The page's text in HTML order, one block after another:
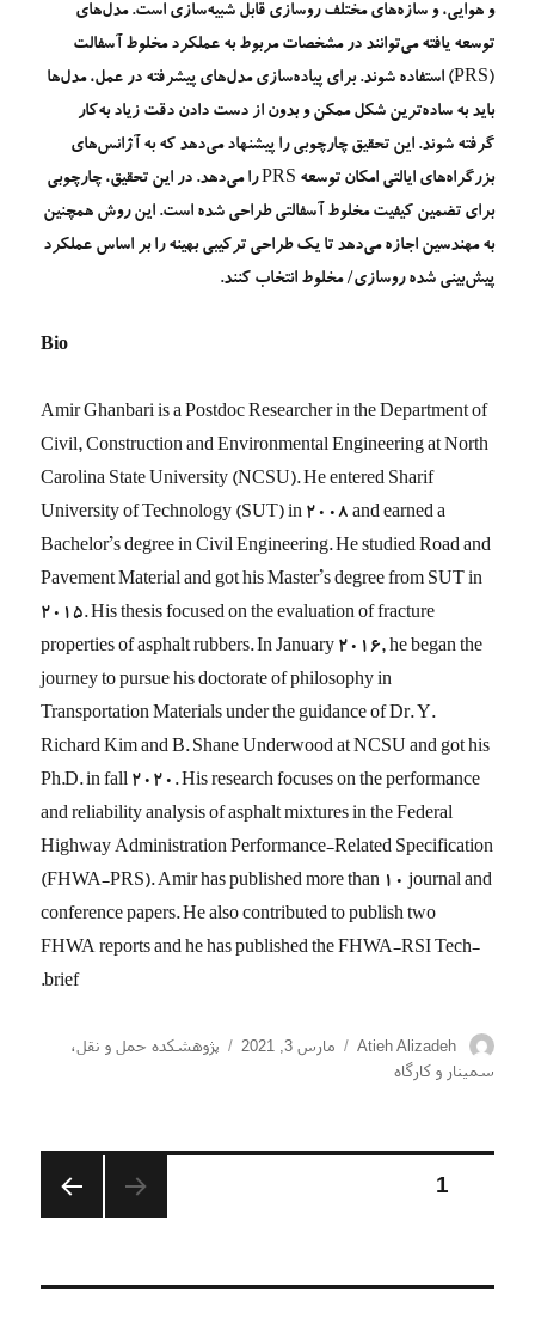
و هوایی، و سازه‌های مختلف روسازی قابل شبیه‌سازی است. مدل‌های
توسعه یافته می‌توانند در مشخصات مربوط به عملکرد مخلوط آسفالت
(PRS) استفاده شوند. برای پیاده‌سازی مدل‌های پیشرفته در عمل، مدل‌ها
باید به ساده‌ترین شکل ممکن و بدون از دست دادن دقت زیاد به‌کار
گرفته شوند. این تحقیق چارچوبی را پیشنهاد می‌دهد که به آژانس‌های
بزرگراه‌های ایالتی امکان توسعه PRS را می‌دهد. در این تحقیق، چارچوبی
برای تضمین کیفیت مخلوط آسفالتی طراحی شده است. این روش همچنین
به مهندسین اجازه می‌دهد تا یک طراحی ترکیبی بهینه را بر اساس عملکرد
پیش‌بینی شده روسازی/ مخلوط انتخاب کنند.
Bio
Amir Ghanbari is a Postdoc Researcher in the Department of
Civil, Construction and Environmental Engineering at North
Carolina State University (NCSU). He entered Sharif
University of Technology (SUT) in 2008 and earned a
Bachelor’s degree in Civil Engineering. He studied Road and
Pavement Material and got his Master’s degree from SUT in
2015. His thesis focused on the evaluation of fracture
properties of asphalt rubbers. In January 2016, he began the
journey to pursue his doctorate of philosophy in
Transportation Materials under the guidance of Dr. Y.
Richard Kim and B. Shane Underwood at NCSU and got his
Ph.D. in fall 2020. His research focuses on the performance
and reliability analysis of asphalt mixtures in the Federal
Highway Administration Performance-Related Specification
(FHWA-PRS). Amir has published more than 10 journal and
conference papers. He also contributed to publish two
FHWA reports and he has published the FHWA-RSI Tech-
brief.
نویسنده
Atieh Alizadeh
ارسال
مارس 3, 2021 دسته‌ها
پژوهشکده حمل و نقل ،
سمینار و کارگاه
راهبری
1